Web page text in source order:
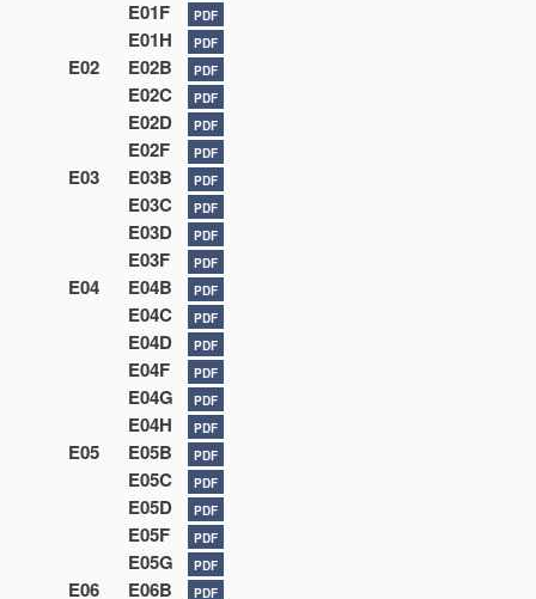
E01F PDF
E01H PDF
E02 E02B PDF
E02C PDF
E02D PDF
E02F PDF
E03 E03B PDF
E03C PDF
E03D PDF
E03F PDF
E04 E04B PDF
E04C PDF
E04D PDF
E04F PDF
E04G PDF
E04H PDF
E05 E05B PDF
E05C PDF
E05D PDF
E05F PDF
E05G PDF
E06 E06B PDF